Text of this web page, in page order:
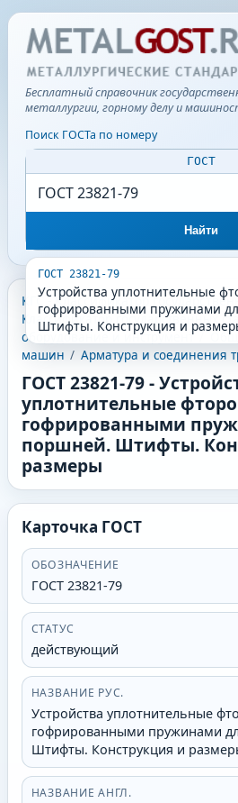
Бесплатный справочник
металлургии, горному делу и
Поиск ГОСТа по номеру
ГОСТ
Найти
ГОСТ 23821-79
Устройства уплотнительные
гофрированными пружинами
Штифты. Конструкция и
КГС - Классификатор
Классификатор государственных
оборудование и инструмент
машин / Арматура и соединения
ГОСТ 23821-79-
уплотнительные
гофрированными
поршней. Штифты.
размеры
Карточка ГОСТ
ОБОЗНАЧЕНИЕ
ГОСТ 23821-79
СТАТУС
действующий
НАЗВАНИЕ РУС.
Устройства уплотнительные
гофрированными пружинами
Штифты. Конструкция и
НАЗВАНИЕ АНГЛ.